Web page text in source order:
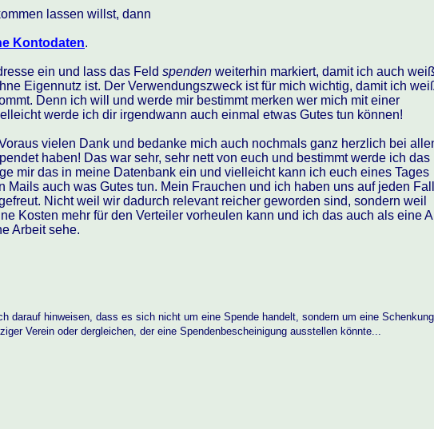
lassen willst, dann
Kontodaten.
ein und lass das Feld spenden weiterhin markiert, damit ich auch
Eigennutz ist. Der Verwendungszweck ist für mich wichtig, damit ich
Denn ich will und werde mir bestimmt merken wer mich mit einer
werde ich dir irgendwann auch einmal etwas Gutes tun können!
vielen Dank und bedanke mich auch nochmals ganz herzlich bei
haben! Das war sehr, sehr nett von euch und bestimmt werde ich das
mir das in meine Datenbank ein und vielleicht kann ich euch eines Tages
Mails auch was Gutes tun. Mein Frauchen und ich haben uns auf jeden Fall
Nicht weil wir dadurch relevant reicher geworden sind, sondern weil
Kosten mehr für den Verteiler vorheulen kann und ich das auch als eine
Arbeit sehe.
darauf hinweisen, dass es sich nicht um eine Spende handelt, sondern um eine
Verein oder dergleichen, der eine Spendenbescheinigung ausstellen könnte...